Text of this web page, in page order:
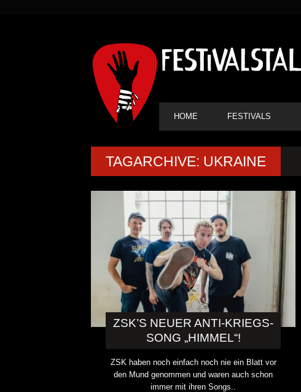
HAUPT-
NAVIGATION
HOME FESTIVALS
TAGARCHIVE: UKRAINE
ZSK’S NEUER ANTI-KRIEGS-
SONG „HIMMEL“!
ZSK haben noch einfach noch nie ein Blatt vor
den Mund genommen und waren auch schon
immer mit ihren Songs..